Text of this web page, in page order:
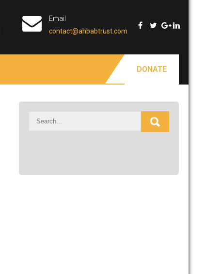
Email
contact@ahbabtrust.com
DONATE